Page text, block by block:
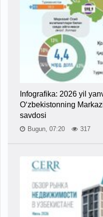
Infografika: 2026 yil
O‘zbekistonning
savdosi
Bugun, 07:20 317